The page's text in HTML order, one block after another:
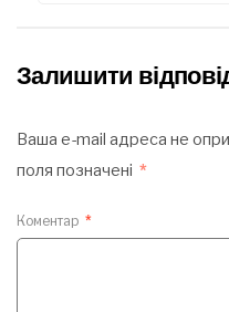
Залишити
Ваша e-mail адреса не
поля позначені *
Коментар *